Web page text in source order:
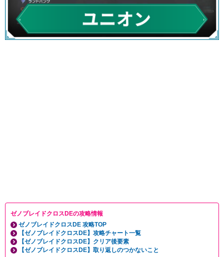
ゼノブレイドクロスDEの攻略情報
ゼノブレイドクロスDE 攻略TOP
【ゼノブレイドクロスDE】攻略チャート一覧
【ゼノブレイドクロスDE】クリア後要素
【ゼノブレイドクロスDE】取り返しのつかないこと